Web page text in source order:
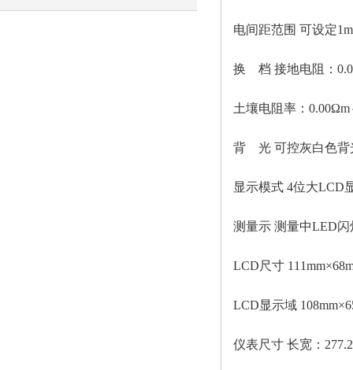
电间距范围 可设定
换 档 接地电阻：
土壤电阻率：
背 光 可控灰白色
显示模式 4位大LCD
测量示 测量中LED闪
LCD尺寸
LCD显示域
仪表尺寸 长宽：